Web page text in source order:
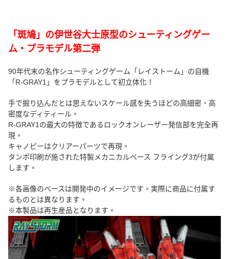
「斑鳩」の伊世谷大士原型のシューティングゲー
ム・プラモデル第二弾
90年代末の名作シューティングゲーム「レイストーム」の自機
「R-GRAY1」をプラモデルとして初立体化！
手で掘り込んだとは思えないスケール感を失うほどの高細密、高
密度なディティール。
R-GRAY1の最大の特徴であるロックオンレーザー発信部を完全再
現。
キャノピーはクリアーパーツで再現。
タンポ印刷が施された特製メカニカルベース フライング3が付属
します。
※各画像のベースは開発中のイメージです。実際に商品に付属す
るものとは異なります。
※本製品は再生産品となります。